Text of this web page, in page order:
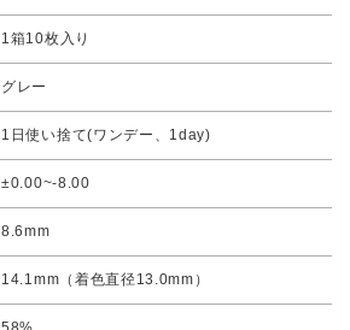
1箱10枚入り
グレー
1日使い捨て(ワンデー、1day)
±0.00~-8.00
8.6mm
14.1mm（着色直径13.0mm）